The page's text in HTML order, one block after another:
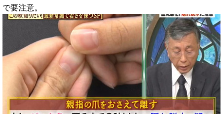
で要注意。